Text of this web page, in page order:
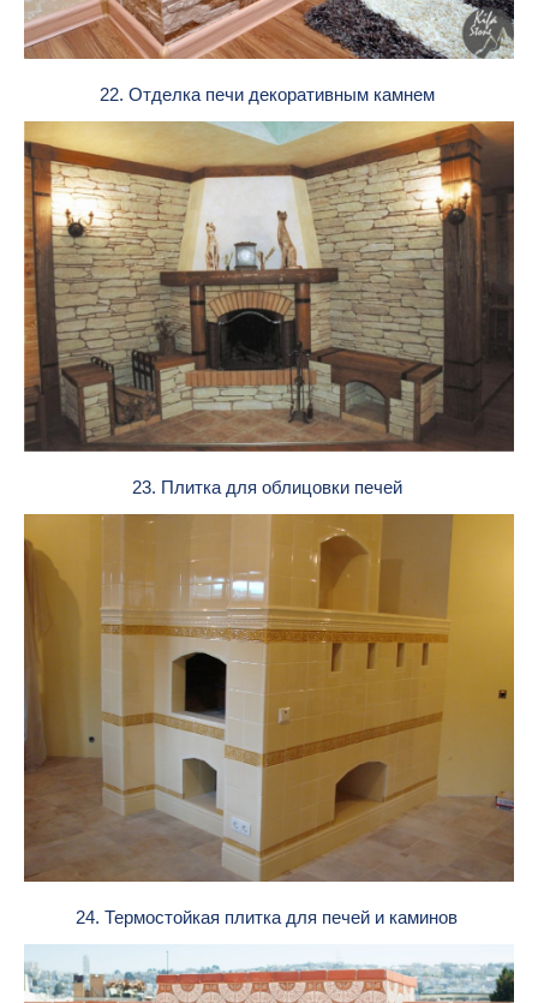
22. Отделка печи декоративным камнем
23. Плитка для облицовки печей
24. Термостойкая плитка для печей и каминов